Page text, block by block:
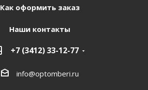
Как оформить заказ
Наши контакты
+7 (3412) 33-12-77
info@optomberi.ru